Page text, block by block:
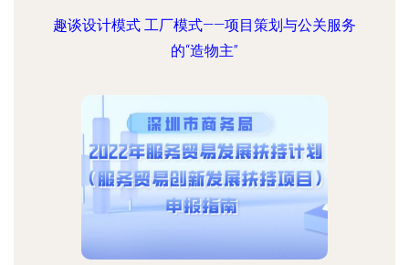
趣谈设计模式 工厂模式——项目策划与公关服务
的“造物主”